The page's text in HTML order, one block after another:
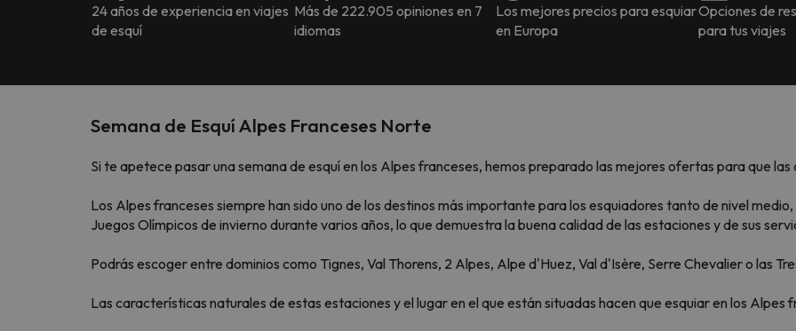
24 años de experiencia en viajes
de esquí
Más de 222.905 opiniones en 7
idiomas
Los mejores precios para esquiar
en Europa
Opciones de
para tus viajes
Semana de Esquí Alpes Franceses Norte
Si te apetece pasar una semana de esquí en los Alpes franceses, hemos preparado las mejores ofertas para que
Los Alpes franceses siempre han sido uno de los destinos más importante para los esquiadores tanto de nivel
Juegos Olímpicos de invierno durante varios años, lo que demuestra la buena calidad de las estaciones y de sus
Podrás escoger entre dominios como Tignes, Val Thorens, 2 Alpes, Alpe d'Huez, Val d'Isère, Serre Chevalier o las
Las características naturales de estas estaciones y el lugar en el que están situadas hacen que esquiar en los